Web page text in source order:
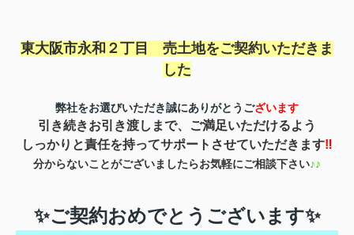
東大阪市永和２丁目 売土地をご契約いただきま
した
弊社をお選びいただき誠にありがとうございます
引き続きお引き渡しまで、ご満足いただけるよう
しっかりと責任を持ってサポートさせていただきます‼
分からないことがございましたらお気軽にご相談下さい♪♪
✨ご契約おめでとうございます✨